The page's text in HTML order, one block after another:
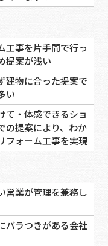
工事を片手間で行っ
提案が浅い
建物に合った提案で
い
て・体感できるショ
の提案により、わか
フォーム工事を実現
営業が管理を兼務し
バラつきがある会社